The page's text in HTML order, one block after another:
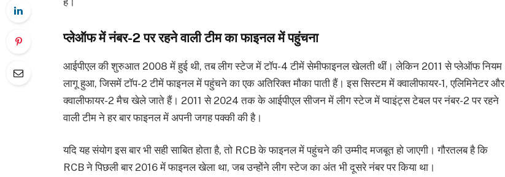
प्लेऑफ में नंबर-2 पर रहने वाली टीम का फाइनल में पहुंचना
आईपीएल की शुरुआत 2008 में हुई थी, तब लीग स्टेज में टॉप-4 टीमें सेमीफाइनल खेलती थीं। लेकिन 2011 से प्लेऑफ नियम
लागू हुआ, जिसमें टॉप-2 टीमें फाइनल में पहुंचने का एक अतिरिक्त मौका पाती हैं। इस सिस्टम में क्वालीफायर-1, एलिमिनेटर और
क्वालीफायर-2 मैच खेले जाते हैं। 2011 से 2024 तक के आईपीएल सीजन में लीग स्टेज में प्वाइंट्स टेबल पर नंबर-2 पर रहने
वाली टीम ने हर बार फाइनल में अपनी जगह पक्की की है।
यदि यह संयोग इस बार भी सही साबित होता है, तो RCB के फाइनल में पहुंचने की उम्मीद मजबूत हो जाएगी। गौरतलब है कि
RCB ने पिछली बार 2016 में फाइनल खेला था, जब उन्होंने लीग स्टेज का अंत भी दूसरे नंबर पर किया था।